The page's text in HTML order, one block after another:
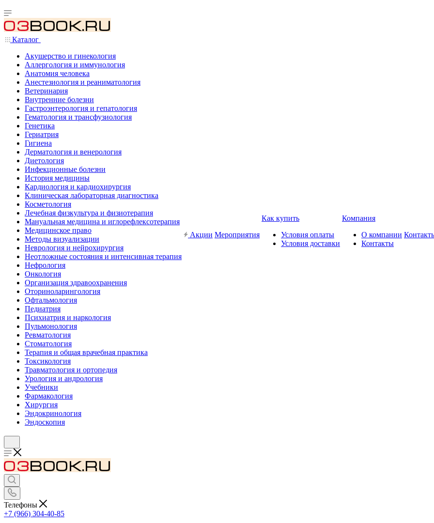
Каталог
Акушерство и гинекология
Аллергология и иммунология
Анатомия человека
Анестезиология и реаниматология
Ветеринария
Внутренние болезни
Гастроэнтерология и гепатология
Гематология и трансфузиология
Генетика
Гериатрия
Гигиена
Дерматология и венерология
Диетология
Инфекционные болезни
История медицины
Кардиология и кардиохирургия
Клиническая лабораторная диагностика
Косметология
Лечебная физкультура и физиотерапия
Мануальная медицина и иглорефлексотерапия
Медицинское право
Методы визуализации
Неврология и нейрохирургия
Неотложные состояния и интенсивная терапия
Нефрология
Онкология
Организация здравоохранения
Оториноларингология
Офтальмология
Педиатрия
Психиатрия и наркология
Пульмонология
Ревматология
Стоматология
Терапия и общая врачебная практика
Токсикология
Травматология и ортопедия
Урология и андрология
Учебники
Фармакология
Хирургия
Эндокринология
Эндоскопия
Акции Мероприятия
Как купить
Условия оплаты
Условия доставки
Компания
О компании
Контакты
Телефоны
+7 (966) 304-40-85